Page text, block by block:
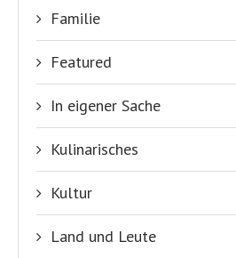
Familie
Featured
In eigener Sache
Kulinarisches
Kultur
Land und Leute